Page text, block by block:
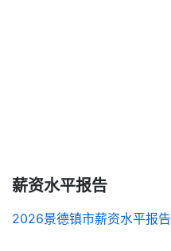
薪资水平报告
2026景德镇市薪资水平报告